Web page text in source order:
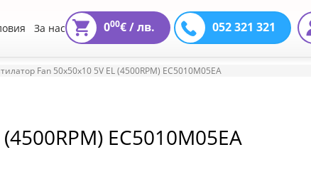
За нас 052 321 321
000€ /лв.
Fan 50x50x10 5V EL (4500RPM) EC5010M05EA
EC5010M05EA